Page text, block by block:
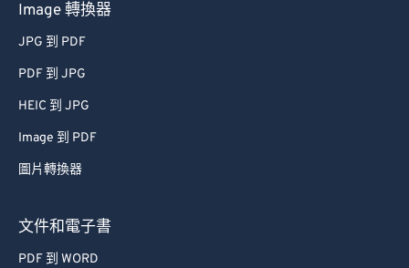
Image 轉換器
JPG 到 PDF
PDF 到 JPG
HEIC 到 JPG
Image 到 PDF
圖片轉換器
文件和電子書
PDF 到 WORD